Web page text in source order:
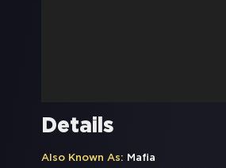
Details
Also Known As: Mafia